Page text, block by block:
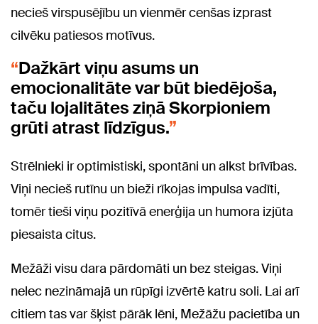
necieš virspusējību un vienmēr cenšas izprast
cilvēku patiesos motīvus.
Dažkārt viņu asums un
emocionalitāte var būt biedējoša,
taču lojalitātes ziņā Skorpioniem
grūti atrast līdzīgus.
Strēlnieki ir optimistiski, spontāni un alkst brīvības.
Viņi necieš rutīnu un bieži rīkojas impulsa vadīti,
tomēr tieši viņu pozitīvā enerģija un humora izjūta
piesaista citus.
Mežāži visu dara pārdomāti un bez steigas. Viņi
nelec nezināmajā un rūpīgi izvērtē katru soli. Lai arī
citiem tas var šķist pārāk lēni, Mežāžu pacietība un